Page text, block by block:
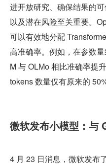
进开放研究、确保结果的
以及潜在风险至关重要。
可以有效地分配
高准确率。例如，在参数
M 与 OLMo 相比准确率提
tokens 数量仅有原来的 50%
微软发布小模型：与
4 月 23 日消息，微软发布